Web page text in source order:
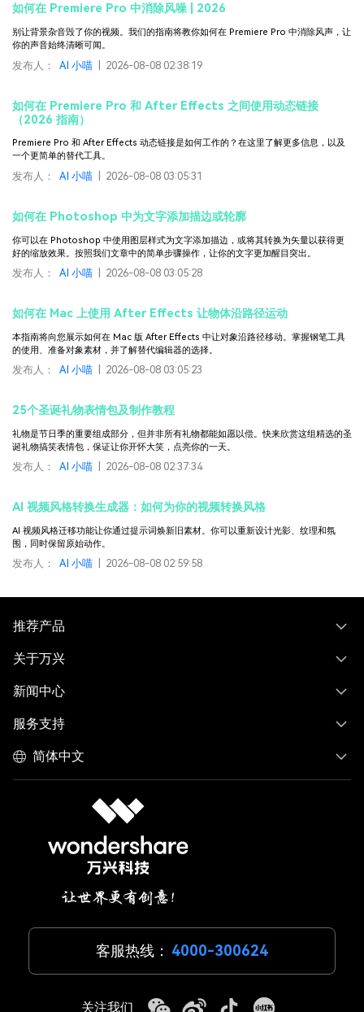
如何在 Premiere Pro 中消除风噪 | 2026
别让背景杂音毁了你的视频。我们的指南将教你如何在 Premiere Pro 中消除风声，让
你的声音始终清晰可闻。
发布人： AI 小喵 2026-08-08 02:38:19
如何在 Premiere Pro 和 After Effects 之间使用动态链接
（2026 指南）
Premiere Pro 和 After Effects 动态链接是如何工作的？在这里了解更多信息，以及
一个更简单的替代工具。
发布人： AI 小喵 2026-08-08 03:05:31
如何在 Photoshop 中为文字添加描边或轮廓
你可以在 Photoshop 中使用图层样式为文字添加描边，或将其转换为矢量以获得更
好的缩放效果。按照我们文章中的简单步骤操作，让你的文字更加醒目突出。
发布人： AI 小喵 2026-08-08 03:05:28
如何在 Mac 上使用 After Effects 让物体沿路径运动
本指南将向您展示如何在 Mac 版 After Effects 中让对象沿路径移动。掌握钢笔工具
的使用、准备对象素材，并了解替代编辑器的选择。
发布人： AI 小喵 2026-08-08 03:05:23
25个圣诞礼物表情包及制作教程
礼物是节日季的重要组成部分，但并非所有礼物都能如愿以偿。快来欣赏这组精选的圣
诞礼物搞笑表情包，保证让你开怀大笑，点亮你的一天。
发布人： AI 小喵 2026-08-08 02:37:34
AI 视频风格转换生成器：如何为你的视频转换风格
AI 视频风格迁移功能让你通过提示词焕新旧素材。你可以重新设计光影、纹理和氛
围，同时保留原始动作。
发布人： AI 小喵 2026-08-08 02:59:58
推荐产品
关于万兴
新闻中心
服务支持
简体中文
客服热线： 4000-300624
关注我们